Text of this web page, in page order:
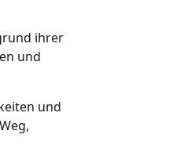
ihrer
und
und